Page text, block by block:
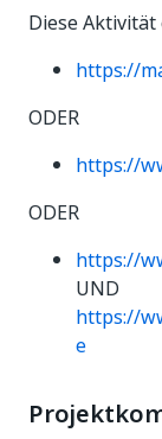
Diese
https://
ODER
https://
ODER
https://
UND
https://
e